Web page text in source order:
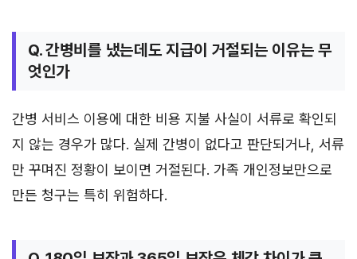
Q. 간병비를 냈는데도 지급이 거절되는 이유는 무
엇인가
간병 서비스 이용에 대한 비용 지불 사실이 서류로 확인되
지 않는 경우가 많다. 실제 간병이 없다고 판단되거나, 서류
만 꾸며진 정황이 보이면 거절된다. 가족 개인정보만으로
만든 청구는 특히 위험하다.